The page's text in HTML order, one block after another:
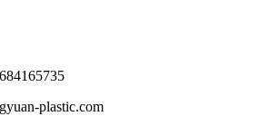
plastic.com